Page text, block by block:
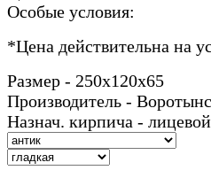
Особые условия:
*Цена действительна на
Размер - 250х120х65
Производитель -
Назнач. кирпича - лицевой